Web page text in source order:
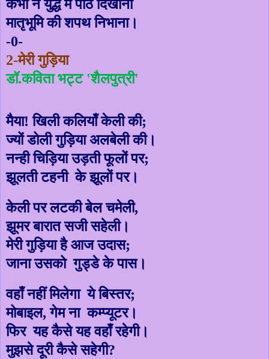
कभी न युद्ध में पीठ दिखाना
मातृभूमि की शपथ निभाना।
-0-
2-मेरी गुड़िया
डॉ.कविता भट्ट 'शैलपुत्री'
मैया! खिली कलियाँ केली की;
ज्यों डोली गुड़िया अलबेली की।
नन्ही चिड़िया उड़ती फूलों पर;
झूलती टहनी के झूलों पर।
केली पर लटकी बेल चमेली,
झूमर बारात सजी सहेली।
मेरी गुड़िया है आज उदास;
जाना उसको गुड्डे के पास।
वहाँ नहीं मिलेगा ये बिस्तर;
मोबाइल,गेम ना कम्प्यूटर।
फिर यह कैसे यह वहाँ रहेगी।
मुझसे दूरी कैसे सहेगी?